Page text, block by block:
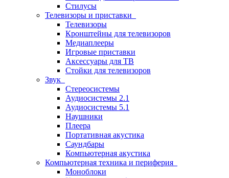
Стилусы
Телевизоры и приставки
Телевизоры
Кронштейны для телевизоров
Медиаплееры
Игровые приставки
Аксессуары для ТВ
Стойки для телевизоров
Звук
Стереосистемы
Аудиосистемы 2.1
Аудиосистемы 5.1
Наушники
Плеера
Портативная акустика
Саундбары
Компьютерная акустика
Компьютерная техника и периферия
Моноблоки